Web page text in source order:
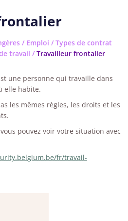
/ Emploi / Types de contrat
travail / Travailleur frontalier
une personne qui travaille dans
elle habite.
les mêmes règles, les droits et les
pouvez voir votre situation avec
fr/travail-